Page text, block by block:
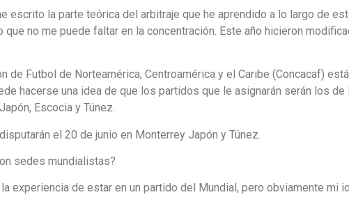
escrito la parte teórica del arbitraje que he aprendido a lo largo de
no me puede faltar en la concentración. Este año hicieron
de Futbol de Norteamérica, Centroamérica y el Caribe (Concacaf)
hacerse una idea de que los partidos que le asignarán serán los
Escocia y Túnez.
el 20 de junio en Monterrey Japón y Túnez.
sedes mundialistas?
experiencia de estar en un partido del Mundial, pero obviamente mi